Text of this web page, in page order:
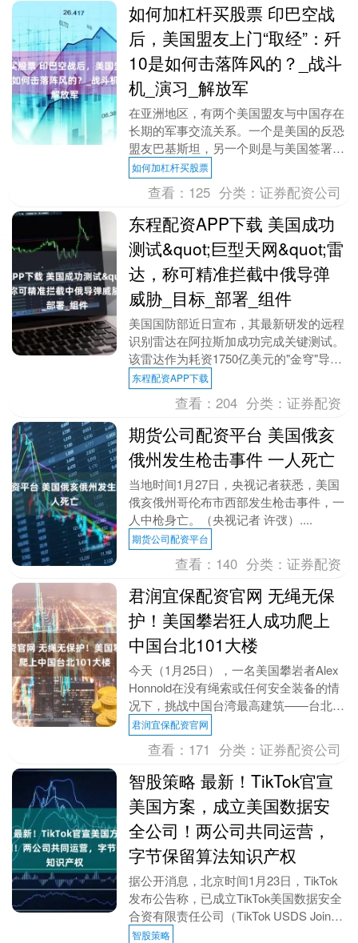
如何加杠杆买股票 印巴空战
后，美国盟友上门“取经”：歼
10是如何击落阵风的？_战斗
机_演习_解放军
在亚洲地区，有两个美国盟友与中国存在
长期的军事交流关系。一个是美国的反恐
盟友巴基斯坦，另一个则是与美国签署了
战略联盟和伙伴关系的泰国。这两个国家
都装备了北约战斗....
如何加杠杆买股票
查看： 125 分类：证券配资公司
东程配资APP下载 美国成功
测试&quot;巨型天网&quot;雷
达，称可精准拦截中俄导弹
威胁_目标_部署_组件
美国国防部近日宣布，其最新研发的远程
识别雷达在阿拉斯加成功完成关键测试。
该雷达作为耗资1750亿美元的"金穹"导弹
防御系统核心组件，首次实现对2000公
里外高速....
东程配资APP下载
查看：204 分类：证券配资
期货公司配资平台 美国俄亥
俄州发生枪击事件 一人死亡
当地时间1月27日，央视记者获悉，美国
俄亥俄州哥伦布市西部发生枪击事件，一
人中枪身亡。（央视记者 许弢）....
期货公司配资平台
查看： 140 分类：证券配资
君润宜保配资官网 无绳无保
护！美国攀岩狂人成功爬上
中国台北101大楼
今天（1月25日），一名美国攀岩者Alex
Honnold在没有绳索或任何安全装备的情
况下，挑战中国台湾最高建筑——台北
101，完成了一次大胆壮举。现场吸引了
数....
君润宜保配资官网
查看： 171 分类：证券配资公司
智股策略 最新！TikTok官宣
美国方案，成立美国数据安
全公司！两公司共同运营，
字节保留算法知识产权
据公开消息，北京时间1月23日，TikTok
发布公告称，已成立TikTok美国数据安全
合资有限责任公司（TikTok USDS Joint
Venture LL....
智股策略